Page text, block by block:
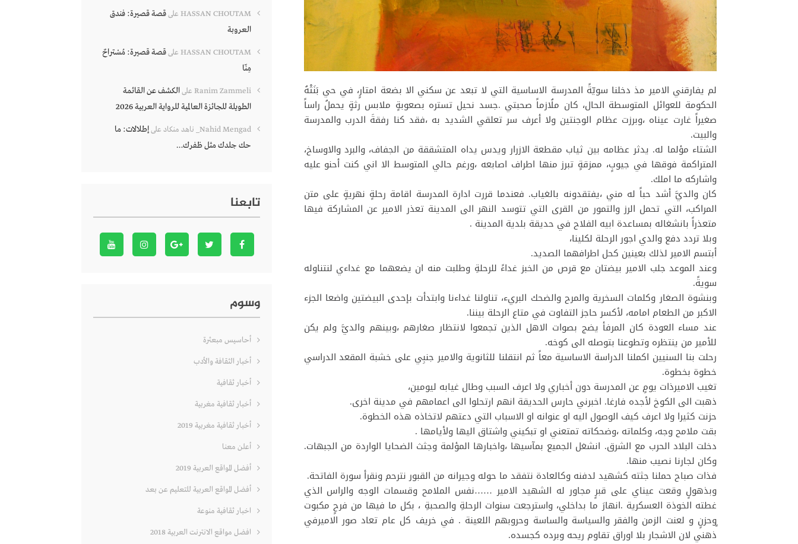
لم يفارقني الامير مذ دخلنا سويّةً المدرسة الاساسية التي لا تبعد عن سكني الا بضعة امتارٍ، في حي بَنَتْهُ
الحكومة للعوائل المتوسطة الحال، كان ملُازماً صحبتي .جسد نحيل تستره بصعوبةٍ ملابس رثةٍ يحملُ راساً
صغيراً غارت عيناه ،وبرزت عظام الوجنتين ولا أعرف سر تعلقي الشديد به ،فقد كنا رفقةَ الدرب والمدرسة
والبيت.
الشتاء مؤلما له. يدثر عظامه بين ثياب مقطعة الازرار ويدس يداه المتشققة من الجفاف، والبرد والاوساخ،
المتراكمة فوقها في جيوبٍ، ممزقةٍ تبرز منها اطراف اصابعه ،ورغم حالي المتوسط الا اني كنت أحنو عليه
واشاركه ما املك.
كان والديَّ أشد حباً له مني ،يفتقدونه بالغياب. فعندما قررت ادارة المدرسة اقامة رحلةٍ نهريةٍ على متن
المراكب، التي تحمل الرز والتمور من القرى التي تتوسد النهر الى المدينة تعذر الامير عن المشاركة فيها
متعذراً بانشغاله بمساعدة ابيه الفلاح في حديقة بلدية المدينة .
وبلا تردد دفع والدي اجور الرحلة لكلينا،
أبتسم الامير لذلك بعينين كحل اطرافهما الصديد.
وعند الموعد جلب الامير بيضتان مع قرص من الخبز غداءً للرحلةِ وطلبت منه ان يضعهما مع غداءي لنتناوله
سويةً.
وبنشوة الصغار وكلمات السخرية والمرح والضحك البريء، تناولنا غداءنا وابتدأت بإحدى البيضتين واضعا الجزء
الاكبر من الطعام امامه، لأكسر حاجز التفاوت في متاع الرحلة بيننا.
عند مساء العودة كان المرفأ يضج بصوات الاهل الذين تجمعوا لانتظار صغارهم ،وبينهم والديَّ ولم يكن
للأمير من ينتظره وتطوعنا بتوصله الى كوخه.
رحلت بنا السنيين اكملنا الدراسة الاساسية معاً ثم انتقلنا للثانوية والامير جنبِي على خشبة المقعد الدراسي
خطوة بخطوة.
تغيب الاميرذات يومٍ عن المدرسة دون أخباري ولا اعرف السبب وطال غيابه ليومين،
ذهبت الى الكوخ لأجده فارغا. اخبرني حارس الحديقة انهم ارتحلوا الى اعمامهم في مدينة اخرى.
حزنت كثيرا ولا اعرف كيف الوصول اليه او عنوانه او الاسباب التي دعتهم لاتخاذه هذه الخطوة.
بقت ملامح وجه، وكلماته ،وضحكاته تمتعني او تبكيني واشتاق اليها ولأيامها .
دخلت البلاد الحرب مع الشرق. انشغل الجميع بمآسيها ،واخبارها المؤلمة وجثث الضحايا الواردة من الجبهات.
وكان لجارنا نصيب منها.
فذات صباح حملنا جثته كشهيد لدفنه وكالعادة نتفقد ما حوله وجيرانه من القبور نترحم ونقرأ سورة الفاتحة.
وبذهولٍ وقعت عيناي على قبرٍ مجاور له الشهيد الامير ……نفس الملامح وقسمات الوجه والراس الذي
غطته الخوذة العسكرية .انهارَ ما بداخلي، واسترجعت سنوات الرحلةِ والصحبةِ ، بكل ما فيها من فرحٍ مكبوت
ٍوحزنٍ و لعنت الزمن والفقر والسياسة والساسة وحروبهم اللعينة . في خريف كل عام تعاد صور الاميرفي
ذهني لان الاشجار بلا اوراق تقاوم ريحه وبرده كجسده.
HASSAN CHOUTAM علىقصة قصيرة: فندق
العروبة
HASSAN CHOUTAM علىقصة قصيرة: مُسْتراحٌ
مِنّا
Ranim Zammeli علىالكشف عن القائمة
الطويلة للجائزة العالمية للرواية العربية 2026
Nahid Mengad_ ناهد منكاد علىإطلالات: ما
حك جلدك مثل ظفرك…
تابعنا
وسوم
أحاسيس مبعثرة
أخبار الثقافة والأدب
أخبار ثقافية
أخبار ثقافية مغربية
أخبار ثقافية مغربية 2019
أعلن معنا
أفضل المواقع العربية 2019
أفضل المواقع العربية للتعليم عن بعد
اخبار ثقافية منوعة
افضل مواقع الانترنت العربية 2018